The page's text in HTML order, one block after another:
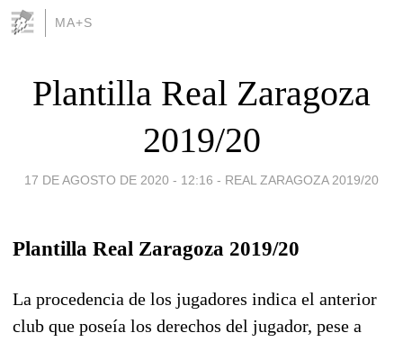
MA+S
Plantilla Real Zaragoza
2019/20
17 DE AGOSTO DE 2020 - 12:16 - REAL ZARAGOZA 2019/20
Plantilla Real Zaragoza 2019/20
La procedencia de los jugadores indica el anterior
club que poseía los derechos del jugador, pese a